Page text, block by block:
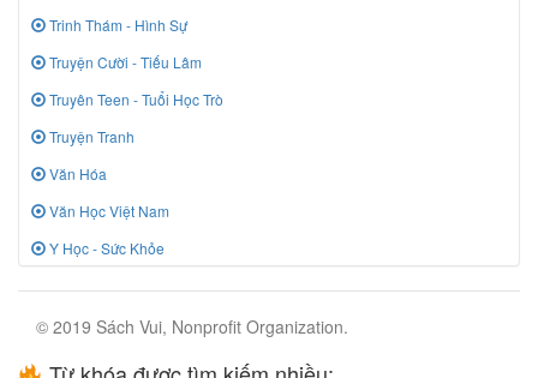
Trinh Thám - Hình Sự
Truyện Cười - Tiếu Lâm
Truyên Teen - Tuổi Học Trò
Truyện Tranh
Văn Hóa
Văn Học Việt Nam
Y Học - Sức Khỏe
© 2019 Sách Vui, Nonprofit Organization.